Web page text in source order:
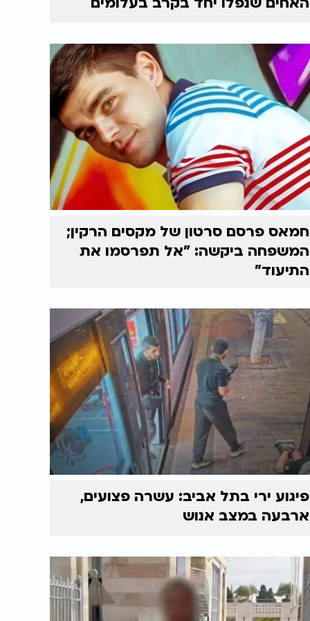
חמאס פרסם סרטון של מקסים הרקין;
המשפחה ביקשה: "אל תפרסמו את
התיעוד"
פיגוע ירי בתל אביב: עשרה פצועים,
ארבעה במצב אנוש